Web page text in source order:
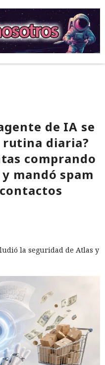
de IA se
diaria?
comprando
mandó spam
la seguridad de Atlas y